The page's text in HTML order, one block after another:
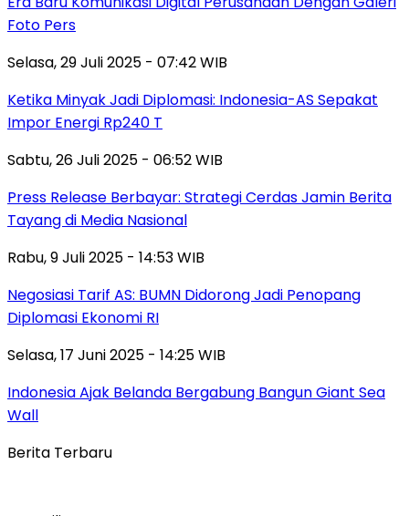
Foto Pers
Selasa, 29 Juli 2025 - 07:42 WIB
Ketika Minyak Jadi Diplomasi: Indonesia-AS Sepakat
Impor Energi Rp240 T
Sabtu, 26 Juli 2025 - 06:52 WIB
Press Release Berbayar: Strategi Cerdas Jamin Berita
Tayang di Media Nasional
Rabu, 9 Juli 2025 - 14:53 WIB
Negosiasi Tarif AS: BUMN Didorong Jadi Penopang
Diplomasi Ekonomi RI
Selasa, 17 Juni 2025 - 14:25 WIB
Indonesia Ajak Belanda Bergabung Bangun Giant Sea
Wall
Berita Terbaru